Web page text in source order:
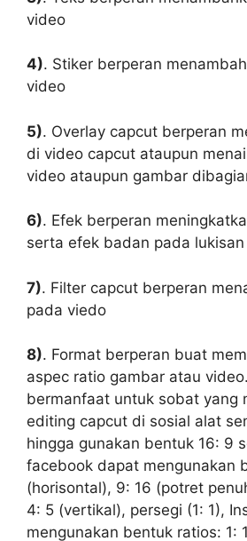
video
4). Stiker berperan
video
5). Overlay capcut berperan
di video capcut ataupun
video ataupun gambar
6). Efek berperan
serta efek badan pada
7). Filter capcut berperan
pada viedo
8). Format berperan buat
aspec ratio gambar atau
bermanfaat untuk sobat yang
editing capcut di sosial alat
hingga gunakan bentuk 16: 9
facebook dapat mengunakan
(horisontal), 9: 16 (potret
4: 5 (vertikal), persegi (1: 1),
mengunakan bentuk ratios: 1: